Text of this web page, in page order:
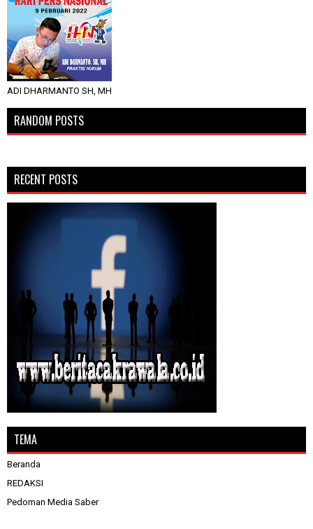
ADI DHARMANTO SH, MH
RANDOM POSTS
RECENT POSTS
TEMA
Beranda
REDAKSI
Pedoman Media Saber